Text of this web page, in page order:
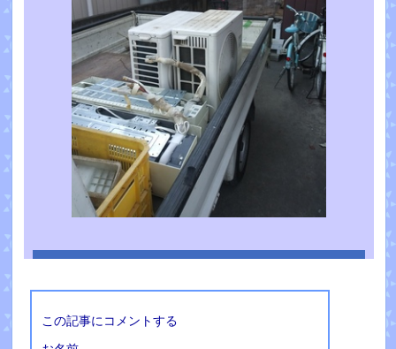
この記事にコメントする